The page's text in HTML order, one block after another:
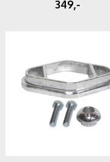
349,-